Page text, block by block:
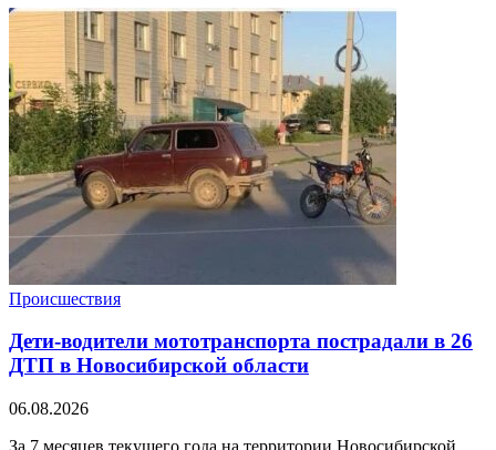
Происшествия
Дети-водители мототранспорта пострадали в 26
ДТП в Новосибирской области
06.08.2026